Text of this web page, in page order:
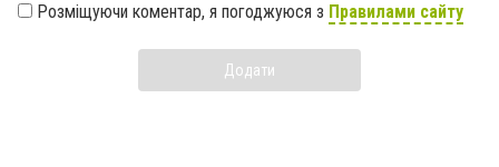
Розміщуючи коментар, я погоджуюся з Правилами сайту
Додати